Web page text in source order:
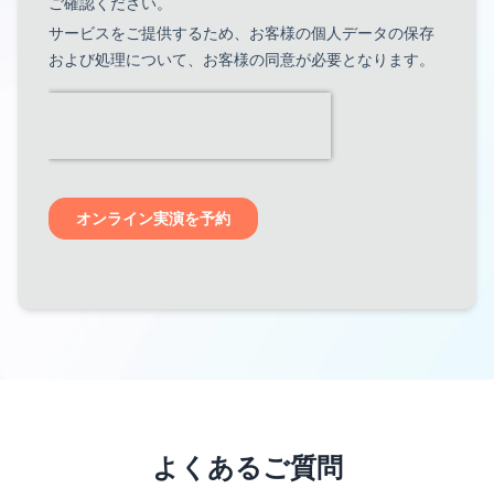
よくあるご質問